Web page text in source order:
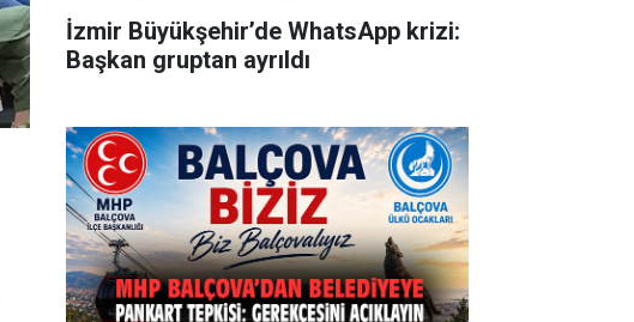
İzmir Büyükşehir’de WhatsApp krizi:
Başkan gruptan ayrıldı